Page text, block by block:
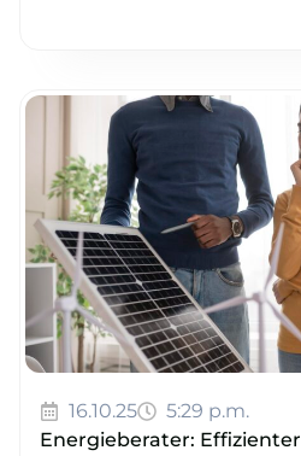
16.10.25
5:29 p.m.
Energieberater: Effizienter